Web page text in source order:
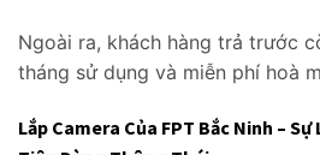
Ngoài ra, khách hàng trả trước
tháng sử dụng và miễn phí hoà
Lắp Camera Của FPT Bắc Ninh –